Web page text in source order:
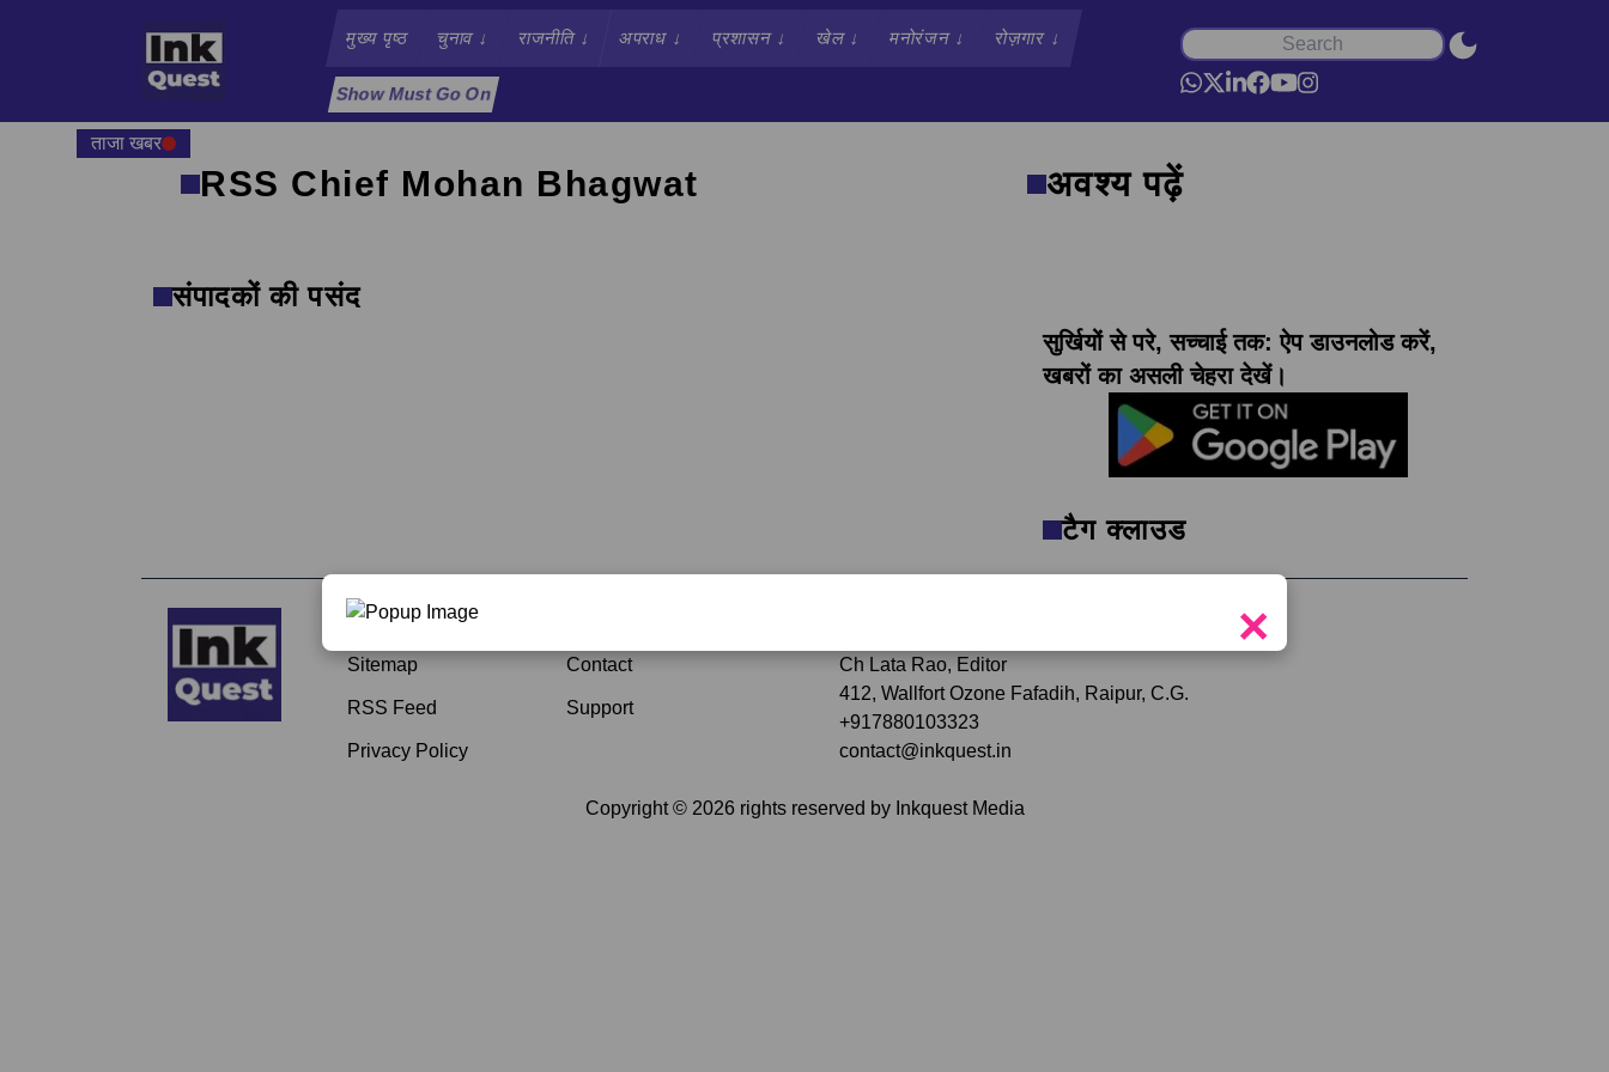
मुख्य पृष्ठ चुनाव↓ राजनीति↓ अपराध↓ प्रशासन↓ खेल↓ मनोरंजन↓ रोज़गार↓
Show Must Go On
ताजा खबर
×
RSS Chief Mohan Bhagwat अवश्य पढ़ें
संपादकों की पसंद
सुर्खियों से परे, सच्चाई तक: ऐप डाउनलोड करें,
खबरों का असली चेहरा देखें।
टैग क्लाउड
About
Sitemap
RSS Feed
Privacy Policy
Contact
Support
Ch Lata Rao, Editor
412, Wallfort Ozone Fafadih, Raipur, C.G.
+917880103323
contact@inkquest.in
Copyright © 2026 rights reserved by Inkquest Media